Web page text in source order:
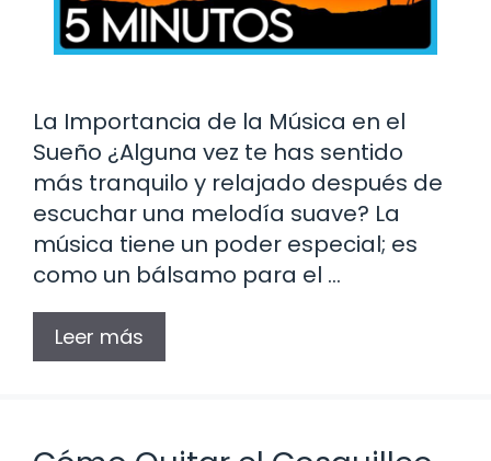
La Importancia de la Música en el
Sueño ¿Alguna vez te has sentido
más tranquilo y relajado después de
escuchar una melodía suave? La
música tiene un poder especial; es
como un bálsamo para el …
Leer más